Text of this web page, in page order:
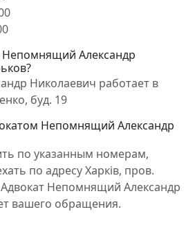
Непомнящий Александр
Николаевич работает в
буд. 19
Непомнящий Александр
по указанным номерам,
по адресу Харків, пров.
Непомнящий Александр
вашего обращения.